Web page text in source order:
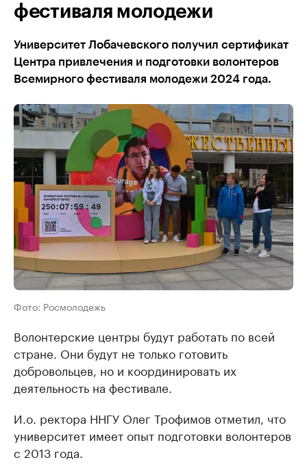
фестиваля молодежи
Университет Лобачевского получил сертификат
Центра привлечения и подготовки волонтеров
Всемирного фестиваля молодежи 2024 года.
Фото: Росмолодежь
Волонтерские центры будут работать по всей
стране. Они будут не только готовить
добровольцев, но и координировать их
деятельность на фестивале.
И.о. ректора ННГУ Олег Трофимов отметил, что
университет имеет опыт подготовки волонтеров
с 2013 года.